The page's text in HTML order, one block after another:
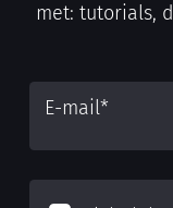
met: tutorials,
E-mail*